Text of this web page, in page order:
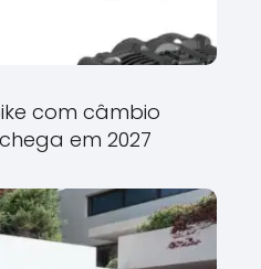
com câmbio
em 2027